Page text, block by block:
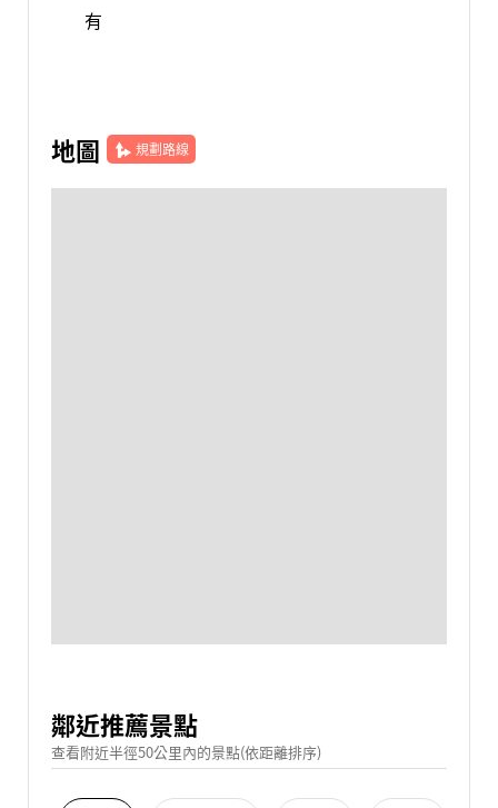
有
地圖 規劃路線
鄰近推薦景點
查看附近半徑50公里內的景點(依距離排序)